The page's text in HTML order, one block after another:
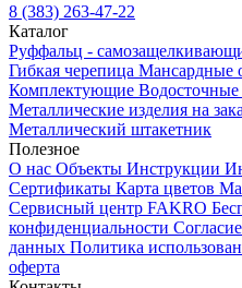
8 (383) 263-47-22
Каталог
Руффальц -
Гибкая черепица Мансардные
Комплектующие
Металлические изделия на
Металлический штакетник
Полезное
О нас Объекты Инструкции
Сертификаты Карта цветов
Сервисный центр FAKRO
конфиденциальности
данных Политика
оферта